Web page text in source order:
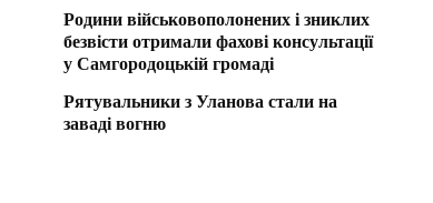
Родини військовополонених і зниклих
безвісти отримали фахові консультації
у Самгородоцькій громаді
Рятувальники з Уланова стали на
заваді вогню